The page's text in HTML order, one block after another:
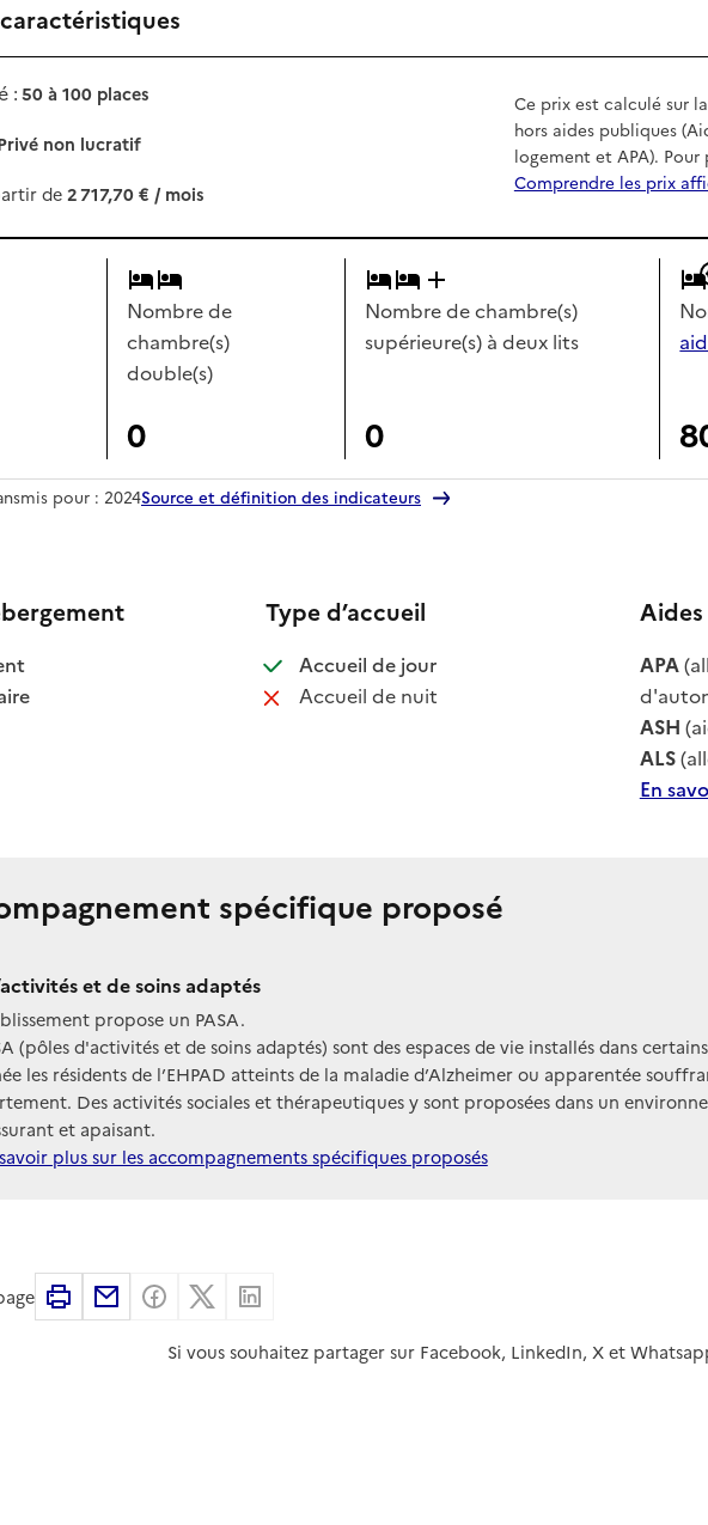
:50 à 100 places
non lucratif
de 2 717,70 € / mois
Ce prix est calculé sur
hors aides publiques
logement et APA). Pour
Comprendre les prix
Nombre de
chambre(s)
double(s)
0
Nombre de chambre(s)
supérieure(s) à deux lits
0
pour : 2024Source et définition des indicateurs
Type d’accueil
Accueil de jour: disponible
Accueil de nuit: non disponible
APA
ASH
ALS
En
spécifique proposé
et de soins adaptés
propose un PASA.
(pôles d'activités et de soins adaptés) sont des espaces de vie installés dans
les résidents de l’EHPAD atteints de la maladie d’Alzheimer ou apparentée
Des activités sociales et thérapeutiques y sont proposées dans un
et apaisant.
plus sur les accompagnements spécifiques proposés
ImprimerPartager par email
Partager sur Facebook
Partager sur X
Si vous souhaitez partager sur Facebook, LinkedIn, X et